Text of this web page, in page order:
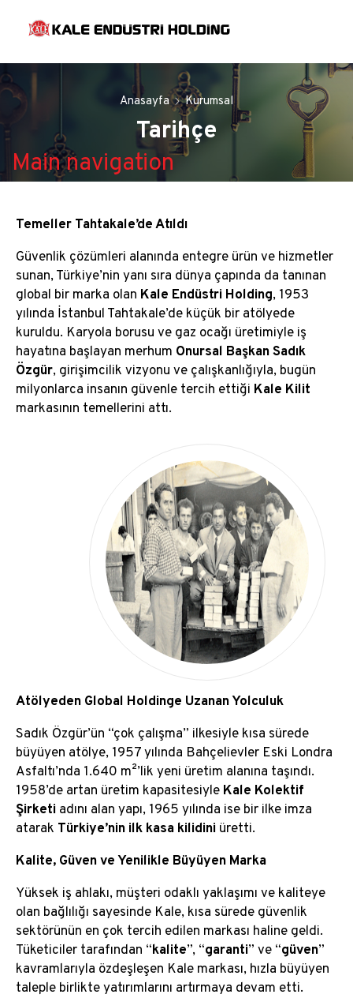
Anasayfa Kurumsal
Tarihçe
Main navigation
Main
navigation
Tarihçe
Holding Hakkında
Kurucumuz: Sadık Özgür
Yönetim Kurulu Başkanı’nın Mesajı
Yönetim Kurulu
Temeller Tahtakale’de Atıldı
Güvenlik çözümleri alanında entegre ürün ve hizmetler
sunan, Türkiye’nin yanı sıra dünya çapında da tanınan
global bir marka olan Kale Endüstri Holding, 1953
yılında İstanbul Tahtakale’de küçük bir atölyede
kuruldu. Karyola borusu ve gaz ocağı üretimiyle iş
hayatına başlayan merhum Onursal Başkan Sadık
Özgür, girişimcilik vizyonu ve çalışkanlığıyla, bugün
milyonlarca insanın güvenle tercih ettiği Kale Kilit
markasının temellerini attı.
Atölyeden Global Holdinge Uzanan Yolculuk
Sadık Özgür’ün “çok çalışma” ilkesiyle kısa sürede
büyüyen atölye, 1957 yılında Bahçelievler Eski Londra
Asfaltı’nda 1.640 m²’lik yeni üretim alanına taşındı.
1958’de artan üretim kapasitesiyle Kale Kolektif
Şirketi adını alan yapı, 1965 yılında ise bir ilke imza
atarak Türkiye’nin ilk kasa kilidini üretti.
Kalite, Güven ve Yenilikle Büyüyen Marka
Yüksek iş ahlakı, müşteri odaklı yaklaşımı ve kaliteye
olan bağlılığı sayesinde Kale, kısa sürede güvenlik
sektörünün en çok tercih edilen markası haline geldi.
Tüketiciler tarafından “kalite”, “garanti” ve “güven”
kavramlarıyla özdeşleşen Kale markası, hızla büyüyen
taleple birlikte yatırımlarını artırmaya devam etti.